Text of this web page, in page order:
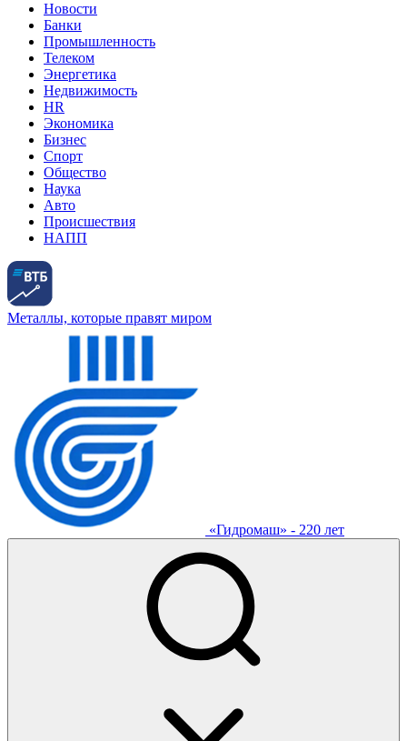
Новости
Банки
Промышленность
Телеком
Энергетика
Недвижимость
HR
Экономика
Бизнес
Спорт
Общество
Наука
Авто
Происшествия
НАПП
Металлы, которые правят миром
«Гидромаш» - 220 лет